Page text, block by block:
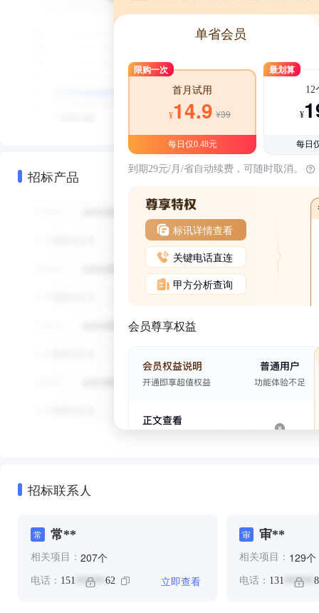
招标产品
单省会员
限购一次
首月试用
¥14.9 ¥39
每日仅0.48元
最划算
12
¥
每日
到期29元/月/省自动续费，可随时取消。
标讯详情查看
关键电话直连
甲方分析查询
会员尊享权益
招标联系人
常 常**
相关项目： 207个
电话： 151 ****** 62 立即查看
审 审**
相关项目： 129个
电话： 131 ******